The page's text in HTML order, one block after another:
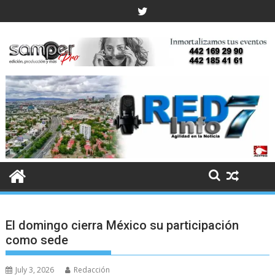
to
El domingo cierra México su participación
como sede
July 3, 2026 Redacción